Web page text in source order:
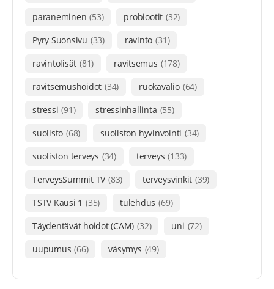
paraneminen (53) probiootit (32)
Pyry Suonsivu (33) ravinto (31)
ravintolisät (81) ravitsemus (178)
ravitsemushoidot (34) ruokavalio (64)
stressi (91) stressinhallinta (55)
suolisto (68) suoliston hyvinvointi (34)
suoliston terveys (34) terveys (133)
TerveysSummit TV (83) terveysvinkit (39)
TSTV Kausi 1 (35) tulehdus (69)
Täydentävät hoidot (CAM) (32) uni (72)
uupumus (66) väsymys (49)